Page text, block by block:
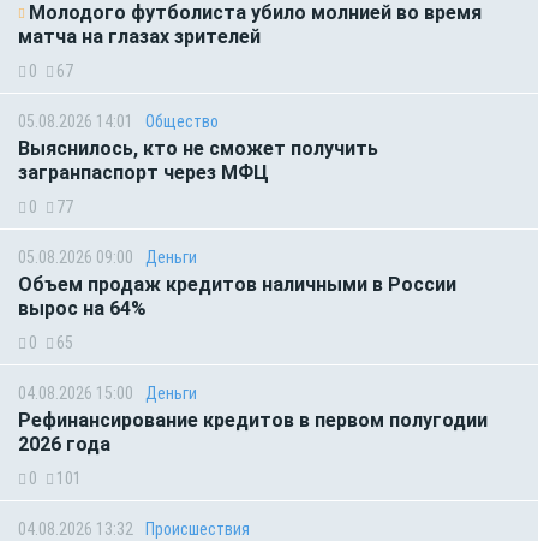
Молодого футболиста убило молнией во время
матча на глазах зрителей
0 67
05.08.2026 14:01 Общество
Выяснилось, кто не сможет получить
загранпаспорт через МФЦ
0 77
05.08.2026 09:00 Деньги
Объем продаж кредитов наличными в России
вырос на 64%
0 65
04.08.2026 15:00 Деньги
Рефинансирование кредитов в первом полугодии
2026 года
0 101
04.08.2026 13:32 Происшествия